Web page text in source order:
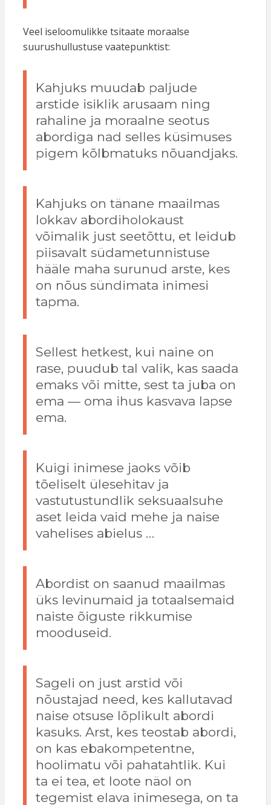
Veel iseloomulikke tsitaate moraalse
suurushullustuse vaatepunktist:
Kahjuks muudab paljude
arstide isiklik arusaam ning
rahaline ja moraalne seotus
abordiga nad selles küsimuses
pigem kõlbmatuks nõuandjaks.
Kahjuks on tänane maailmas
lokkav abordiholokaust
võimalik just seetõttu, et leidub
piisavalt südametunnistuse
hääle maha surunud arste, kes
on nõus sündimata inimesi
tapma.
Sellest hetkest, kui naine on
rase, puudub tal valik, kas saada
emaks või mitte, sest ta juba on
ema — oma ihus kasvava lapse
ema.
Kuigi inimese jaoks võib
tõeliselt ülesehitav ja
vastutustundlik seksuaalsuhe
aset leida vaid mehe ja naise
vahelises abielus …
Abordist on saanud maailmas
üks levinumaid ja totaalsemaid
naiste õiguste rikkumise
mooduseid.
Sageli on just arstid või
nõustajad need, kes kallutavad
naise otsuse lõplikult abordi
kasuks. Arst, kes teostab abordi,
on kas ebakompetentne,
hoolimatu või pahatahtlik. Kui
ta ei tea, et loote näol on
tegemist elava inimesega, on ta